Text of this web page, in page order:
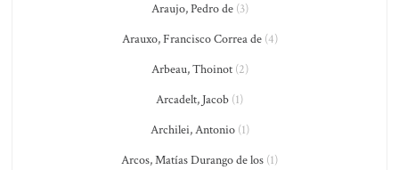
Araujo, Pedro de(3)
Arauxo, Francisco Correa de(4)
Arbeau, Thoinot(2)
Arcadelt, Jacob (1)
Archilei, Antonio(1)
Arcos, Matías Durango de los (1)